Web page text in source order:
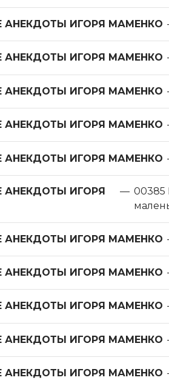
ИГОРЯ МАМЕНКО
ИГОРЯ МАМЕНКО
ИГОРЯ МАМЕНКО
ИГОРЯ МАМЕНКО
ИГОРЯ МАМЕНКО
ИГОРЯ
— 00385
ИГОРЯ МАМЕНКО
ИГОРЯ МАМЕНКО
ИГОРЯ МАМЕНКО
ИГОРЯ МАМЕНКО
ИГОРЯ МАМЕНКО